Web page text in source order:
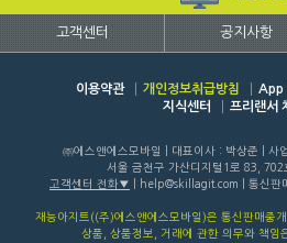
고객센터 공지사항
이용약관 개인정보취급방침 App
지식센터
프리랜서
㈜에스앤에스모바일 | 대표이사 : 박상준 |
서울 금천구 가산디지털1로 83, 702
고객센터 전화
| help@skillagit.com | 통신판
재능아지트((주)에스앤에스모바일)은 통신판매중
상품, 상품정보, 거래에 관한 의무와 책임